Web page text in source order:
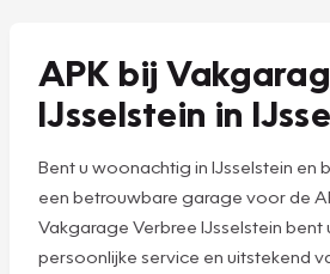
APK bij
IJsselstein in
Bent u woonachtig in IJsselstein en
een betrouwbare garage voor de
Vakgarage Verbree IJsselstein
persoonlijke service en uitstekend